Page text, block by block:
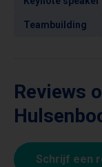
Teambuilding
Reviews
Schrijf een